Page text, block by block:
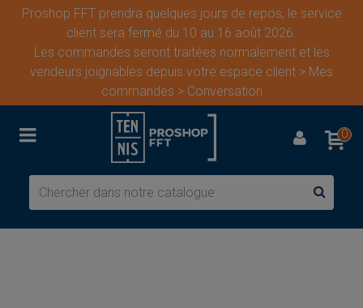
Proshop FFT prendra quelques jours de repos, le service
client sera fermé du 10 au 16 août 2026.
Les commandes seront traitées normalement et les
vendeurs joignables depuis votre espace client > Mes
commandes > Conversation
0